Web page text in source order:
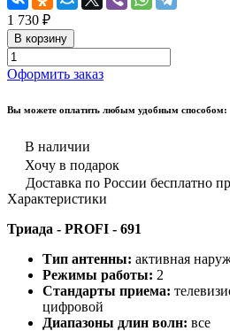
1 730 ₽
В корзину
Оформить заказ
Вы можете оплатить любым удобным способом:
В наличии
Хочу в подарок
Доставка по России бесплатно
Характеристики
Триада - PROFI - 691
Тип антенны: активная
Режимы работы: 2
Стандарты приема:
цифровой
Диапазоны длин волн: все